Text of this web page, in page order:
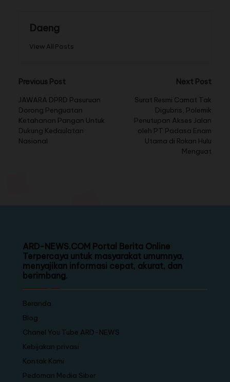
Daeng
View All Posts
Previous Post
JAWARA DPRD Pasuruan
Dorong Penguatan
Ketahanan Pangan Untuk
Dukung Kedaulatan
Nasional
Next Post
Surat Resmi Camat Tak
Digubris, Polemik
Penutupan Akses Jalan
oleh PT Padasa Enam
Utama di Rokan Hulu
Menguat
ARD-NEWS.COM Portal Berita Online
Terpercaya untuk masyarakat umumnya,
menyajikan informasi cepat, akurat, dan
berimbang.
Beranda
Blog
Chanel You Tube ARD-NEWS
Kebijakan privasi
Kontak Kami
Pedoman Media Siber